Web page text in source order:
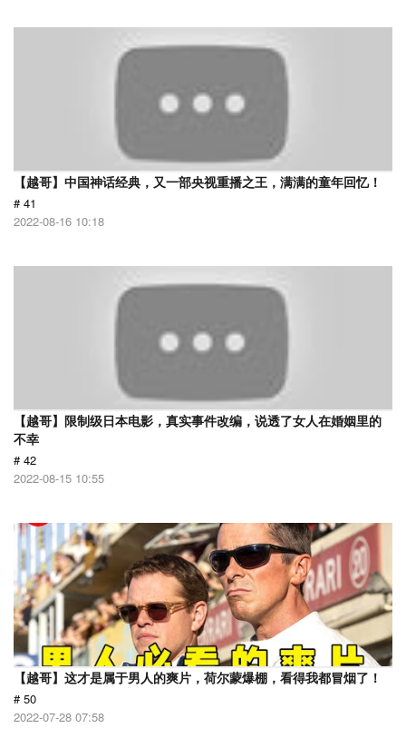
【越哥】中国神话经典，又一部央视重播之王，满满的童年回忆！
# 41
2022-08-16 10:18
【越哥】限制级日本电影，真实事件改编，说透了女人在婚姻里的
不幸
# 42
2022-08-15 10:55
【越哥】这才是属于男人的爽片，荷尔蒙爆棚，看得我都冒烟了！
# 50
2022-07-28 07:58